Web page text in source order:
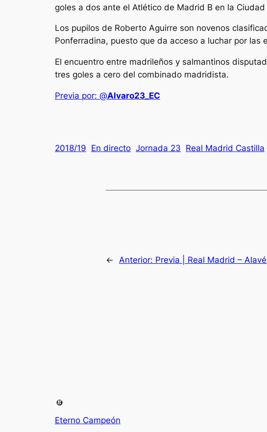
goles a dos ante el Atlético de Madrid B en la
Los pupilos de Roberto Aguirre son novenos
Ponferradina, puesto que da acceso a luchar por las
El encuentro entre madrileños y salmantinos
tres goles a cero del combinado madridista.
Previa por: @Alvaro23_EC
2018/19 En directo Jornada 23 Real Madrid Castilla
← Anterior: Previa | Real Madrid –
Eterno Campeón